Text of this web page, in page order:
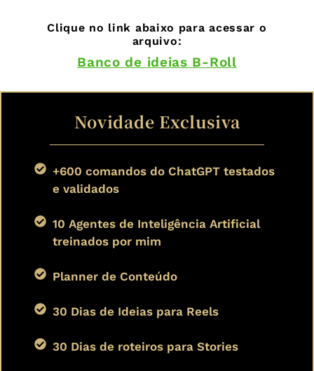
Clique no link abaixo para acessar o
arquivo:
Banco de ideias B-Roll
Novidade Exclusiva
+600 comandos do ChatGPT testados
e validados
10 Agentes de Inteligência Artificial
treinados por mim
Planner de Conteúdo
30 Dias de Ideias para Reels
30 Dias de roteiros para Stories